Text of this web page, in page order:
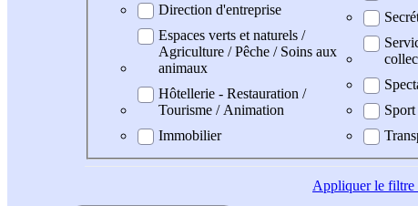
Direction d'entreprise
Espaces verts et naturels /
Agriculture / Pêche / Soins aux
animaux
Hôtellerie - Restauration /
Tourisme / Animation
Immobilier
Sport
Appliquerle filtre